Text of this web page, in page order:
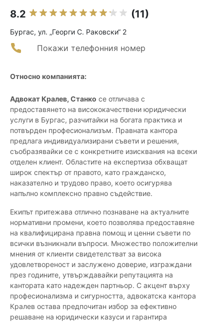
8.2 (11)
Бургас, ул. „Георги С. Раковски“ 2
Покажи телефонния номер
Относно компанията:
Адвокат Кралев, Станко се отличава с
предоставянето на висококачествени юридически
услуги в Бургас, разчитайки на богата практика и
потвърден професионализъм. Правната кантора
предлага индивидуализирани съвети и решения,
съобразявайки се с конкретните изисквания на всеки
отделен клиент. Областите на експертиза обхващат
широк спектър от правото, като гражданско,
наказателно и трудово право, което осигурява
напълно комплексно правно съдействие.
Екипът притежава отлично познаване на актуалните
нормативни промени, което позволява предоставяне
на квалифицирана правна помощ и ценни съвети по
всички възникнали въпроси. Множество положителни
мнения от клиенти свидетелстват за висока
удовлетвореност и заслужено доверие, изграждани
през годините, утвърждавайки репутацията на
кантората като надежден партньор. С акцент върху
професионализма и сигурността, адвокатска кантора
Кралев остава предпочитан избор за ефективно
решаване на юридически казуси и гарантира